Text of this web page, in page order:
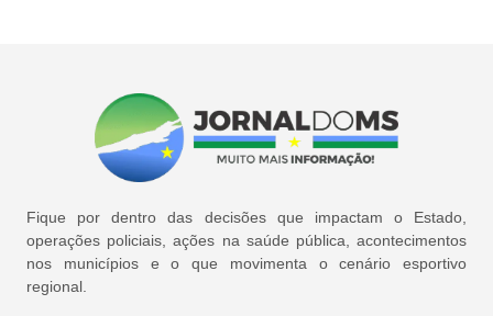
Fique por dentro das decisões que impactam o Estado,
operações policiais, ações na saúde pública, acontecimentos
nos municípios e o que movimenta o cenário esportivo
regional.